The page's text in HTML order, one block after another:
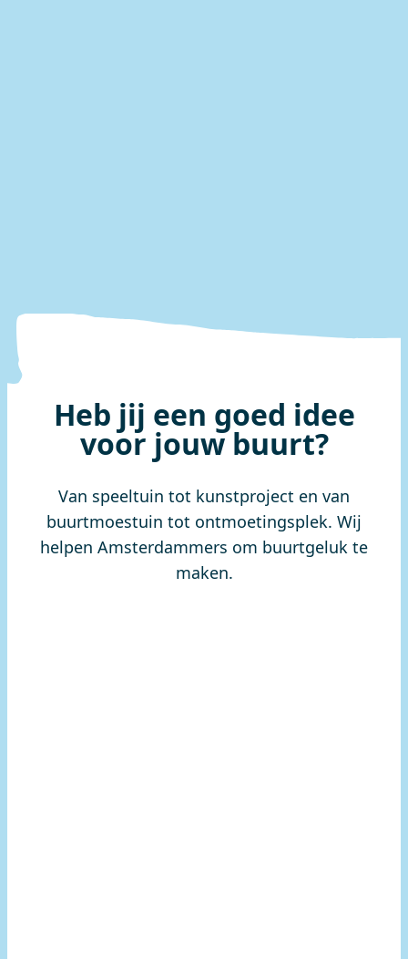
Heb jij een goed idee
voor jouw buurt?
Van speeltuin tot kunstproject en van
buurtmoestuin tot ontmoetingsplek. Wij
helpen Amsterdammers om buurtgeluk te
maken.